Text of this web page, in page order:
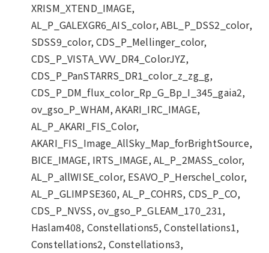
XRISM_XTEND_IMAGE,
AL_P_GALEXGR6_AIS_color, ABL_P_DSS2_color,
SDSS9_color, CDS_P_Mellinger_color,
CDS_P_VISTA_VVV_DR4_ColorJYZ,
CDS_P_PanSTARRS_DR1_color_z_zg_g,
CDS_P_DM_flux_color_Rp_G_Bp_I_345_gaia2,
ov_gso_P_WHAM, AKARI_IRC_IMAGE,
AL_P_AKARI_FIS_Color,
AKARI_FIS_Image_AllSky_Map_forBrightSource,
BICE_IMAGE, IRTS_IMAGE, AL_P_2MASS_color,
AL_P_allWISE_color, ESAVO_P_Herschel_color,
AL_P_GLIMPSE360, AL_P_COHRS, CDS_P_CO,
CDS_P_NVSS, ov_gso_P_GLEAM_170_231,
Haslam408, Constellations5, Constellations1,
Constellations2, Constellations3,